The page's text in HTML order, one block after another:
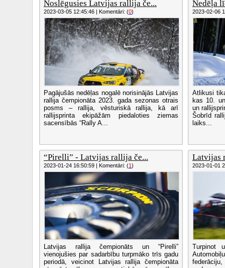
Noslēgusies Latvijas rallija če...
2023-03-05 12:45:46 | Komentāri: (0)
Pagājušās nedēļas nogalē norisinājās Latvijas
rallija čempionāta 2023. gada sezonas otrais
posms – rallija, vēsturiskā rallija, kā arī
rallijsprinta ekipāžām piedaloties ziemas
sacensībās “Rally A...
Nedēļa
2023-02-06
Atlikusi
kas 10.
un
Šobrīd
laiks...
“Pirelli” - Latvijas rallija če...
2023-01-24 16:50:59 | Komentāri: (1)
Latvijas rallija čempionāts un “Pirelli”
vienojušies par sadarbību turpmāko trīs gadu
periodā, veicinot Latvijas rallija čempionāta
Latvijas
2023-01-01
Turpinot